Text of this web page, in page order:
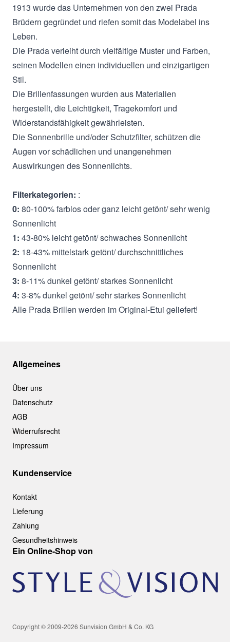
1913 wurde das Unternehmen von den zwei Prada
Brüdern gegründet und riefen somit das Modelabel ins
Leben.
Die Prada verleiht durch vielfältige Muster und Farben,
seinen Modellen einen individuellen und einzigartigen
Stil.
Die Brillenfassungen wurden aus Materialien
hergestellt, die Leichtigkeit, Tragekomfort und
Widerstandsfähigkeit gewährleisten.
Die Sonnenbrille und/oder Schutzfilter, schützen die
Augen vor schädlichen und unangenehmen
Auswirkungen des Sonnenlichts.
Filterkategorien: :
0: 80-100% farblos oder ganz leicht getönt/ sehr wenig
Sonnenlicht
1: 43-80% leicht getönt/ schwaches Sonnenlicht
2: 18-43% mittelstark getönt/ durchschnittliches
Sonnenlicht
3: 8-11% dunkel getönt/ starkes Sonnenlicht
4: 3-8% dunkel getönt/ sehr starkes Sonnenlicht
Alle Prada Brillen werden im Original-Etui geliefert!
Allgemeines
Über uns
Datenschutz
AGB
Widerrufsrecht
Impressum
Kundenservice
Kontakt
Lieferung
Zahlung
Gesundheitshinweis
Ein Online-Shop von
Copyright © 2009-2026 Sunvision GmbH & Co. KG